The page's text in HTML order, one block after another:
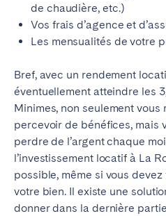
de chaudière, etc.)
Vos frais d’agence et
Les mensualités de votre
Bref, avec un rendement
éventuellement atteindre les
Minimes, non seulement vous
percevoir de bénéfices, mais
perdre de l’argent chaque
l’investissement locatif à La
possible, même si vous
votre bien. Il existe une
donner dans la dernière